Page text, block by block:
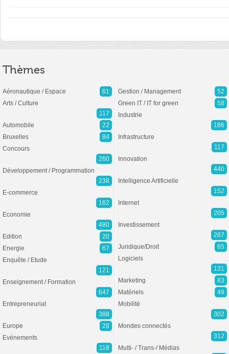
Thèmes
Aéronautique / Espace
61
Arts / Culture
117
Automobile
22
Bruxelles
84
Concours
260
Développement / Programmation
238
E-commerce
162
Economie
480
Edition
20
Energie
67
Enquête / Etude
121
Enseignement / Formation
647
Entrepreneuriat
388
Europe
28
Evénements
118
Gestion / Management
52
Green IT / IT for green
58
Industrie
186
Infrastructure
117
Innovation
440
Intelligence Artificielle
152
Internet
205
Investissement
287
Juridique/Droit
65
Logiciels
131
Marketing
83
Matériels
49
Mobilité
302
Mondes connectés
312
Multi- / Trans-/ Médias